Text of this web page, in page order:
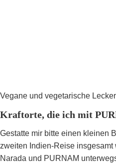
Vegane und vegetarische
Kraftorte, die ich mit
Gestatte mir bitte einen kleinen
zweiten Indien-Reise
Narada und PURNAM